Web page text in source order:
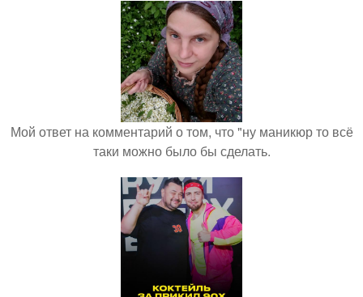
Мой ответ на комментарий о том, что "ну маникюр то всё
таки можно было бы сделать.